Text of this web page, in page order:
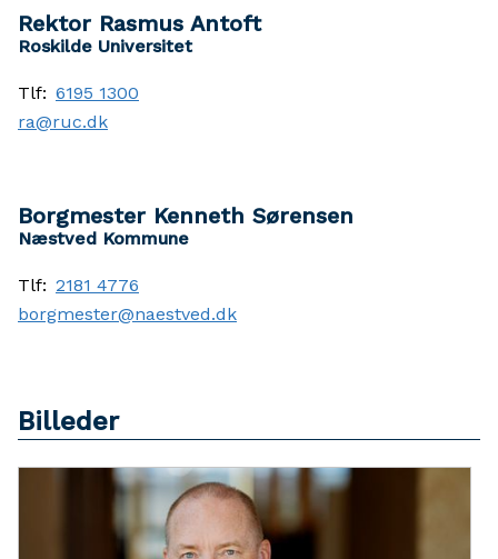
Rektor Rasmus Antoft
Roskilde Universitet
Tlf: 6195 1300
ra@ruc.dk
Borgmester Kenneth Sørensen
Næstved Kommune
Tlf: 2181 4776
borgmester@naestved.dk
Billeder